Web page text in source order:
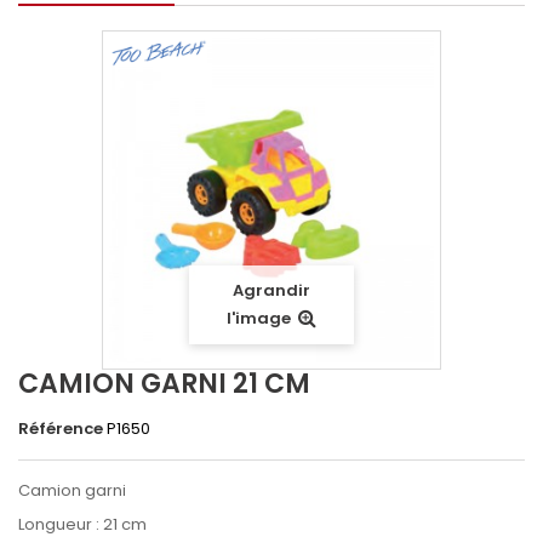
Agrandir
l'image
CAMION GARNI 21 CM
RéférenceP1650
Camion garni
Longueur : 21 cm